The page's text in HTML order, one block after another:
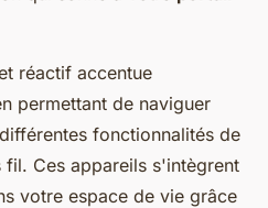
réactif accentue
permettant de naviguer
fonctionnalités de
fil. Ces appareils s'intègrent
votre espace de vie grâce